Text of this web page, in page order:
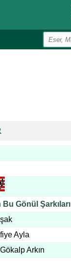
Bu Gönül Şarkıları
Ayla
Arkın